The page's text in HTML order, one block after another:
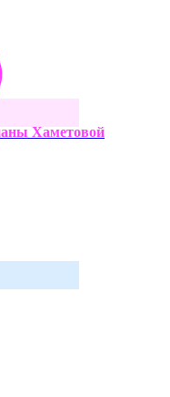
Хаметовой